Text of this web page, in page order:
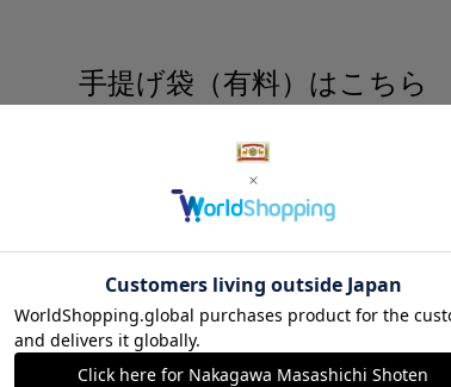
手提げ袋（有料）はこちら
S・M・Lの3つサイズをご用意しております。
当店にお任せ
に入れる